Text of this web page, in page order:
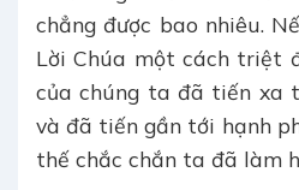
chẳng được bao nhiêu.
Lời Chúa một cách triệt
của chúng ta đã tiến xa
và đã tiến gần tới hạnh
thế chắc chắn ta đã làm